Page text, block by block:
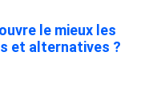
le mieux les
et alternatives ?